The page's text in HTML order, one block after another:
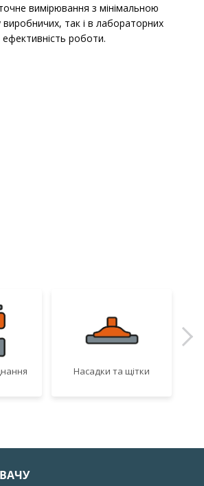
вимірювання з мінімальною
виробничих, так і в лабораторних
роботи.
Насадки та щітки